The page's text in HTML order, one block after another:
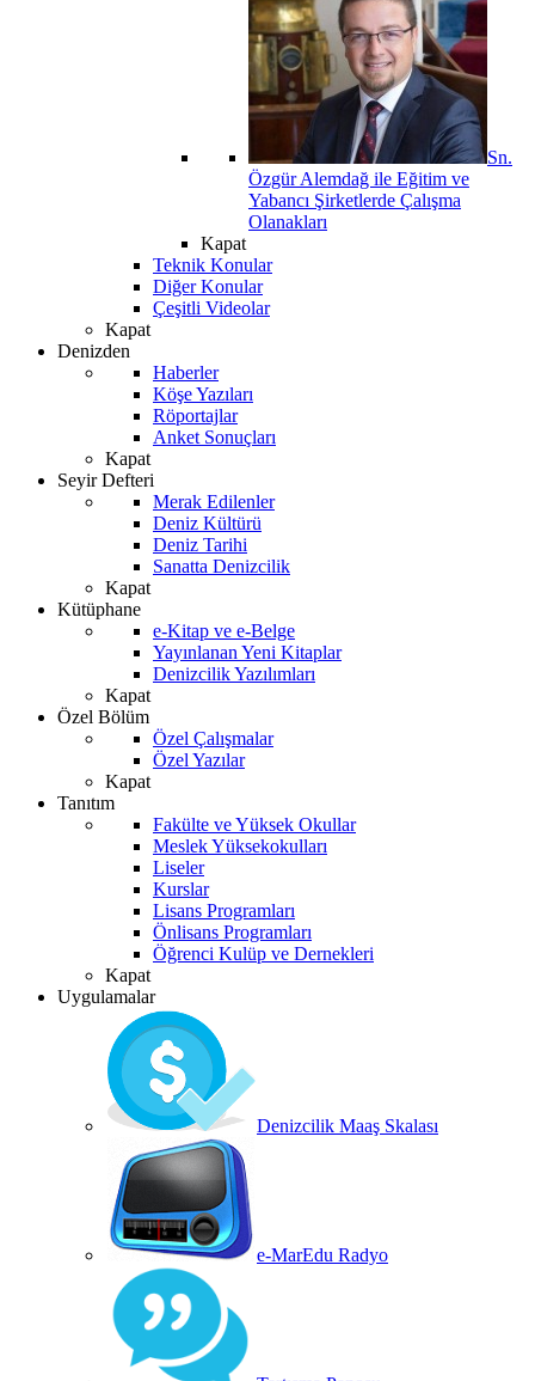
Sn.
Özgür Alemdağ ile Eğitim ve
Yabancı Şirketlerde Çalışma
Olanakları
Kapat
Teknik Konular
Diğer Konular
Çeşitli Videolar
Kapat
Denizden
Haberler
Köşe Yazıları
Röportajlar
Anket Sonuçları
Kapat
Seyir Defteri
Merak Edilenler
Deniz Kültürü
Deniz Tarihi
Sanatta Denizcilik
Kapat
Kütüphane
e-Kitap ve e-Belge
Yayınlanan Yeni Kitaplar
Denizcilik Yazılımları
Kapat
Özel Bölüm
Özel Çalışmalar
Özel Yazılar
Kapat
Tanıtım
Fakülte ve Yüksek Okullar
Meslek Yüksekokulları
Liseler
Kurslar
Lisans Programları
Önlisans Programları
Öğrenci Kulüp ve Dernekleri
Kapat
Uygulamalar
Denizcilik Maaş Skalası
e-MarEdu Radyo